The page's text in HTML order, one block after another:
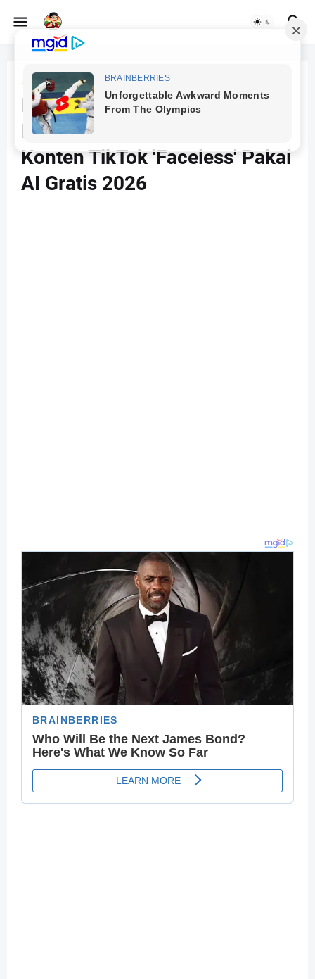
Beranda
Banjir Views Tanpa Nampang:
Panduan Lengkap Bikin
Konten TikTok 'Faceless' Pakai
AI Gratis 2026